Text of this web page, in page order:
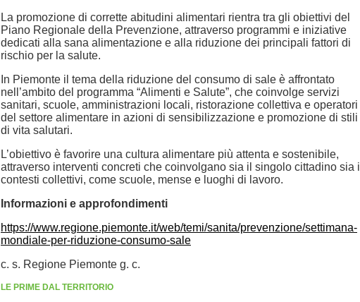
La promozione di corrette abitudini alimentari rientra tra gli obiettivi del
Piano Regionale della Prevenzione, attraverso programmi e iniziative
dedicati alla sana alimentazione e alla riduzione dei principali fattori di
rischio per la salute.
In Piemonte il tema della riduzione del consumo di sale è affrontato
nell’ambito del programma “Alimenti e Salute”, che coinvolge servizi
sanitari, scuole, amministrazioni locali, ristorazione collettiva e operatori
del settore alimentare in azioni di sensibilizzazione e promozione di stili
di vita salutari.
L’obiettivo è favorire una cultura alimentare più attenta e sostenibile,
attraverso interventi concreti che coinvolgano sia il singolo cittadino sia i
contesti collettivi, come scuole, mense e luoghi di lavoro.
Informazioni e approfondimenti
https://www.regione.piemonte.it/web/temi/sanita/prevenzione/settimana-
mondiale-per-riduzione-consumo-sale
c. s. Regione Piemonte g. c.
LE PRIME DAL TERRITORIO